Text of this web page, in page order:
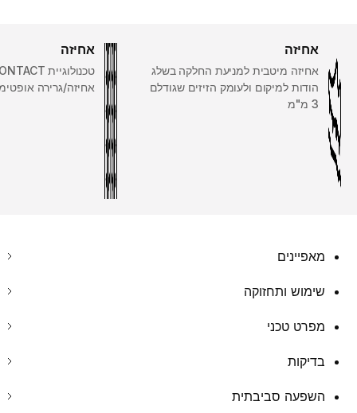
אחיזה
אחיזה מיטבית למניעת החלקה בשלג
הודות למיקום ולעומק הזיזים שגודלם
3 מ"מ
אחיזה
אחיזה/גרירה
מאפיינים
שימוש ותחזוקה
מפרט טכני
בדיקות
השפעה סביבתית